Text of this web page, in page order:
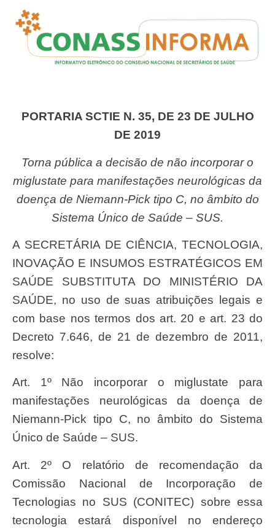
PORTARIA SCTIE N. 35, DE 23 DE JULHO
DE 2019
Torna pública a decisão de não incorporar o
miglustate para manifestações neurológicas da
doença de Niemann-Pick tipo C, no âmbito do
Sistema Único de Saúde – SUS.
A SECRETÁRIA DE CIÊNCIA, TECNOLOGIA,
INOVAÇÃO E INSUMOS ESTRATÉGICOS EM
SAÚDE SUBSTITUTA DO MINISTÉRIO DA
SAÚDE, no uso de suas atribuições legais e
com base nos termos dos art. 20 e art. 23 do
Decreto 7.646, de 21 de dezembro de 2011,
resolve:
Art. 1º Não incorporar o miglustate para
manifestações neurológicas da doença de
Niemann-Pick tipo C, no âmbito do Sistema
Único de Saúde – SUS.
Art. 2º O relatório de recomendação da
Comissão Nacional de Incorporação de
Tecnologias no SUS (CONITEC) sobre essa
tecnologia estará disponível no endereço